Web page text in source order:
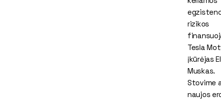
rizikos
Tesla
įkūrėjas
Muskas.
Stovime
naujos